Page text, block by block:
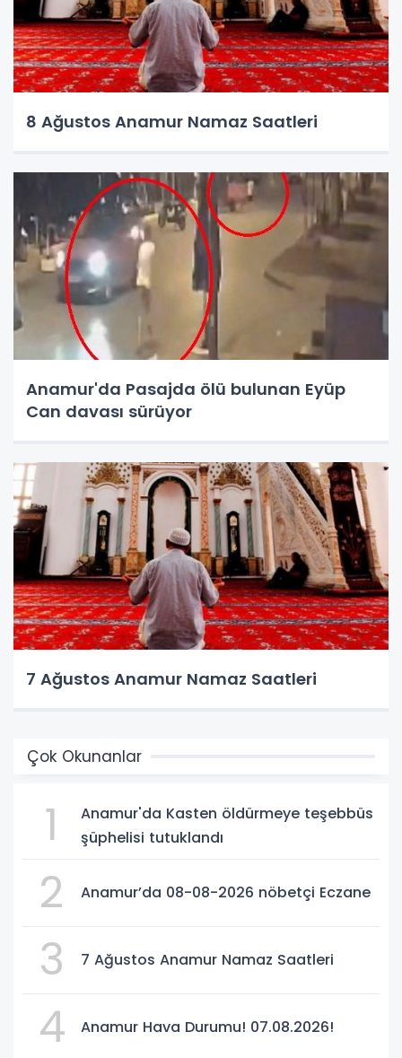
8 Ağustos Anamur Namaz Saatleri
Anamur'da Pasajda ölü bulunan Eyüp
Can davası sürüyor
7 Ağustos Anamur Namaz Saatleri
Çok Okunanlar
1
Anamur'da Kasten öldürmeye teşebbüs
şüphelisi tutuklandı
2 Anamur’da 08-08-2026 nöbetçi Eczane
3 7 Ağustos Anamur Namaz Saatleri
4 Anamur Hava Durumu! 07.08.2026!